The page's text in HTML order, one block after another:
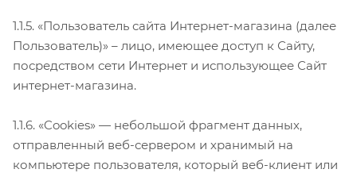
1.1.5. «Пользователь сайта Интернет-магазина (далее
Пользователь)» – лицо, имеющее доступ к Сайту,
посредством сети Интернет и использующее Сайт
интернет-магазина.
1.1.6. «Cookies» — небольшой фрагмент данных,
отправленный веб-сервером и хранимый на
компьютере пользователя, который веб-клиент или